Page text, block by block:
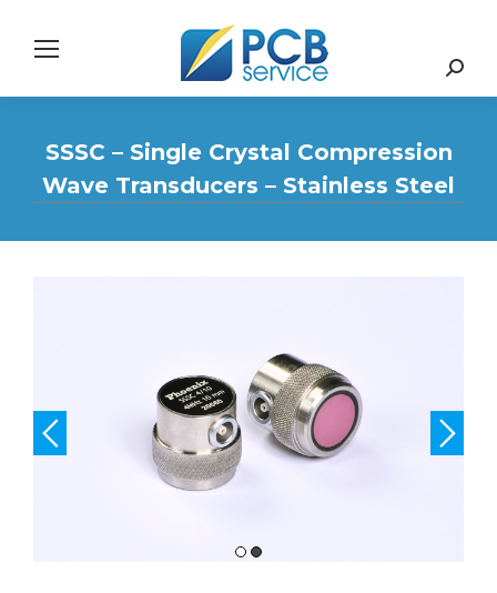
Search:
SSSC – Single Crystal Compression
Wave Transducers – Stainless Steel